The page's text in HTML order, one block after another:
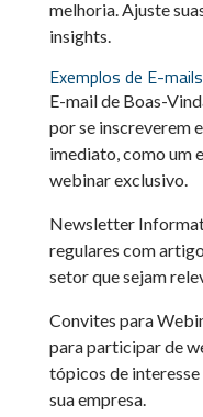
melhoria. Ajuste
insights.
Exemplos de E-
E-mail de Boas-
por se inscreverem
imediato, como um
webinar exclusivo.
Newsletter
regulares com
setor que sejam
Convites para
para participar de
tópicos de
sua empresa.